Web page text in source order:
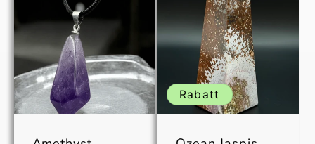
Default
Title
Title
Rabatt